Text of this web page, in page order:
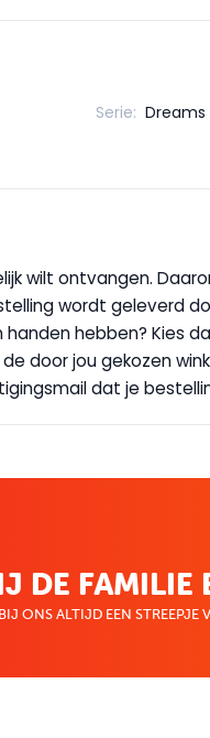
Serie: Dreams
wilt ontvangen.
wordt geleverd
handen hebben? Kies
door jou gekozen
dat je
DE FAMILIE
ONS ALTIJD EEN